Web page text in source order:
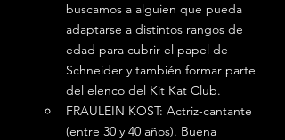
buscamos a alguien que pueda
adaptarse a distintos rangos de
edad para cubrir el papel de
Schneider y también formar parte
del elenco del Kit Kat Club.
FRAULEIN KOST: Actriz-cantante
(entre 30 y 40 años). Buena